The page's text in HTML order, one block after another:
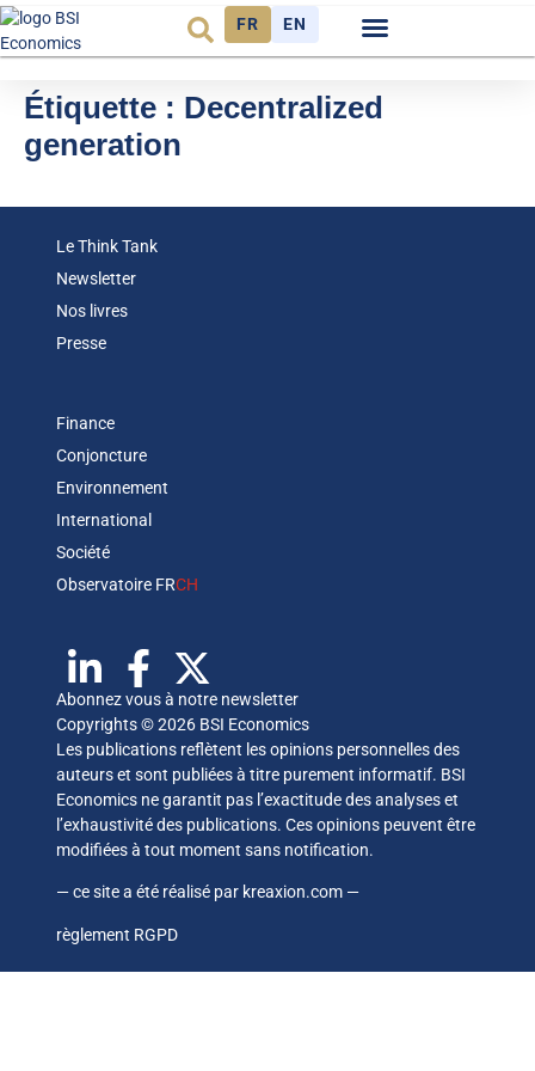
FR EN
Étiquette : Decentralized
generation
Le Think Tank
Newsletter
Nos livres
Presse
Finance
Conjoncture
Environnement
International
Société
Observatoire FRCH
Abonnez vous à notre newsletter
Copyrights © 2026 BSI Economics
Les publications reflètent les opinions personnelles des
auteurs et sont publiées à titre purement informatif. BSI
Economics ne garantit pas l’exactitude des analyses et
l’exhaustivité des publications. Ces opinions peuvent être
modifiées à tout moment sans notification.
— ce site a été réalisé par kreaxion.com —
règlement RGPD